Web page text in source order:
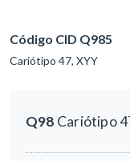
Código CID Q985
Cariótipo 47, XYY
Q98 Cariótipo